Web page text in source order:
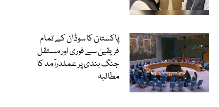
پاکستان کا سوڈان کے تمام
فریقین سے فوری اور مستقل
جنگ بندی پر عملدرآمد کا
مطالبہ